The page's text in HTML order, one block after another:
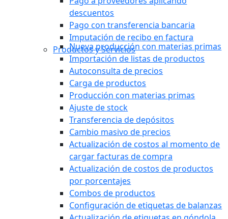
descuentos
Pago con transferencia bancaria
Imputación de recibo en factura
Productos y Servicios
Nueva producción con materias primas
Importación de listas de productos
Autoconsulta de precios
Carga de productos
Producción con materias primas
Ajuste de stock
Transferencia de depósitos
Cambio masivo de precios
Actualización de costos al momento de
cargar facturas de compra
Actualización de costos de productos
por porcentajes
Combos de productos
Configuración de etiquetas de balanzas